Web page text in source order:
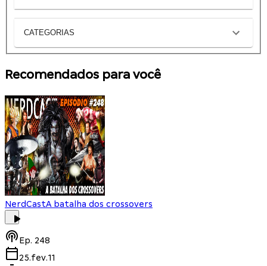
CATEGORIAS
Recomendados para você
NerdCastA batalha dos crossovers
Ep. 248
25.fev.11